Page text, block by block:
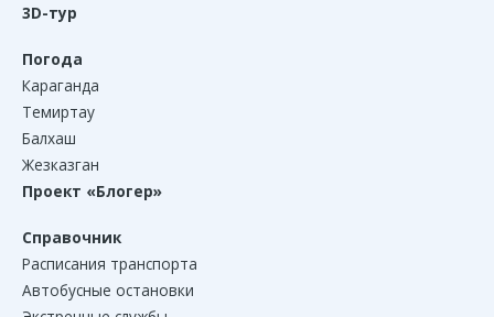
3D-тур
Погода
Караганда
Темиртау
Балхаш
Жезказган
Проект «Блогер»
Справочник
Расписания транспорта
Автобусные остановки